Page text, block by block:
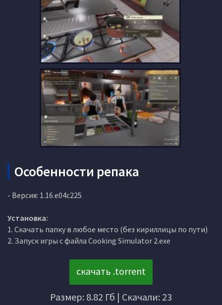
Особенности репака
- Версия: 1.16.e04c225
Установка:
1. Скачать папку в любое место (без кириллицы по пути)
2. Запуск игры с файла Cooking Simulator 2.exe
скачать .torrent
Размер: 8.82 Гб | Скачали: 23